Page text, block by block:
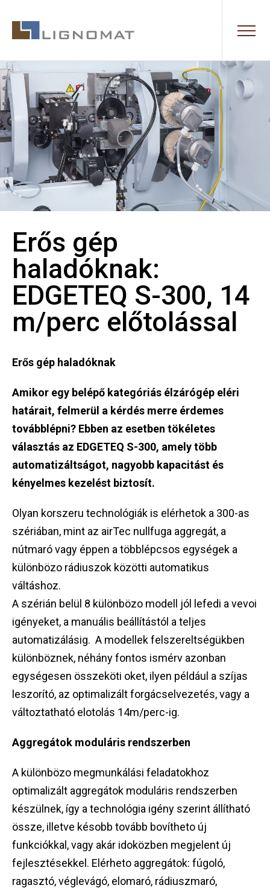
Erős gép
haladóknak:
EDGETEQ S-300, 14
m/perc előtolással
Erős gép haladóknak
Amikor egy belépő kategóriás élzárógép eléri
határait, felmerül a kérdés merre érdemes
továbblépni? Ebben az esetben tökéletes
választás az EDGETEQ S-300, amely több
automatizáltságot, nagyobb kapacitást és
kényelmes kezelést biztosít.
Olyan korszeru technológiák is elérhetok a 300-as
szériában, mint az airTec nullfuga aggregát, a
nútmaró vagy éppen a többlépcsos egységek a
különbözo rádiuszok közötti automatikus
váltáshoz.
A szérián belül 8 különbözo modell jól lefedi a vevoi
igényeket, a manuális beállítástól a teljes
automatizálásig. A modellek felszereltségükben
különböznek, néhány fontos ismérv azonban
egységesen összeköti oket, ilyen például a szíjas
leszorító, az optimalizált forgácselvezetés, vagy a
változtatható elotolás 14m/perc-ig.
Aggregátok moduláris rendszerben
A különbözo megmunkálási feladatokhoz
optimalizált aggregátok moduláris rendszerben
készülnek, így a technológia igény szerint állítható
össze, illetve késobb tovább bovítheto új
funkciókkal, vagy akár idoközben megjelent új
fejlesztésekkel. Elérheto aggregátok: fúgoló,
ragasztó, véglevágó, elomaró, rádiuszmaró,